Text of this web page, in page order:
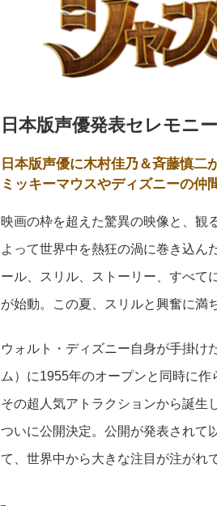
日本版声優発表セレモニ
日本版声優に木村佳乃＆斉藤慎二
ミッキーマウスやディズニーの仲
映画の枠を超えた驚異の映像と、観
よって世界中を熱狂の渦に巻き込ん
ール、スリル、ストーリー、すべて
が始動。この夏、スリルと興奮に満
ウォルト・ディズニー自身が手掛け
ム）に1955年のオープンと同時に作
その超人気アトラクションから誕生
ついに公開決定。公開が発表されて
て、世界中から大きな注目が注がれ